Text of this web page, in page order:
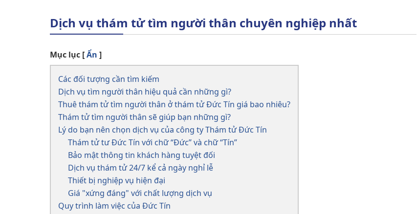
Dịch vụ thám tử tìm người thân chuyên nghiệp nhất
Mục lục [Ẩn ]
Các đối tượng cần tìm kiếm
Dịch vụ tìm người thân hiệu quả cần những gì?
Thuê thám tử tìm người thân ở thám tử Đức Tín giá bao nhiêu?
Thám tử tìm người thân sẽ giúp bạn những gì?
Lý do bạn nên chọn dịch vụ của công ty Thám tử Đức Tín
Thám tử tư Đức Tín với chữ “Đức” và chữ “Tín”
Bảo mật thông tin khách hàng tuyệt đối
Dịch vụ thám tử 24/7 kể cả ngày nghỉ lễ
Thiết bị nghiệp vụ hiện đại
Giá "xứng đáng" với chất lượng dịch vụ
Quy trình làm việc của Đức Tín